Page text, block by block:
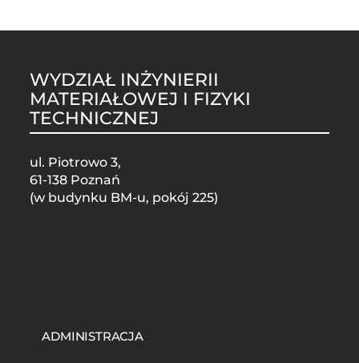
WYDZIAŁ INŻYNIERII
MATERIAŁOWEJ I FIZYKI
TECHNICZNEJ
ul. Piotrowo 3,
61-138 Poznań
(w budynku BM-u, pokój 225)
ADMINISTRACJA